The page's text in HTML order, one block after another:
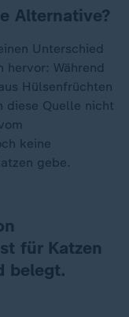
Alternative?
Unterschied
hervor: Während
Hülsenfrüchten
diese Quelle nicht
keine
gebe.
für Katzen
belegt.